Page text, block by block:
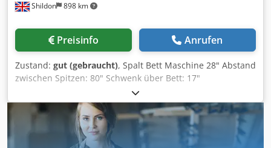
Shildon 898 km
Preisinfo Anrufen
Zustand: gut (gebraucht), Spalt Bett Maschine 28" Abstand
zwischen Spitzen: 80" Schwenk über Bett: 17"
Umlaufdurchmesser über dem Sattel 10 ½"
Spindeldrehzahlen: 20 - 2000RPM Vari-Drehzahl Djdpfxjnr
Nl Ss Adrekr Spindelbohrung: 3 ½" Durchmesser
Bohrfutter-Aufnahme: D1 - 8 Reitstockkegel: Nr. 6 Morse
Ausführung: imperial Metrisch & Imperial Schrauben